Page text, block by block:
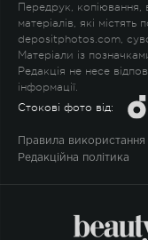
Передрук, копіювання,
матеріалів, які
depositphotos.com,
Матеріали із
Редакція не несе
інформації.
Стокові фото від:
Правила використання
Редакційна політика